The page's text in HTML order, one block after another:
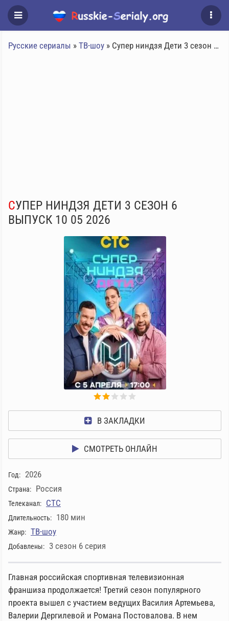
Русские сериалы » ТВ-шоу » Супер ниндзя Дети 3 сезон 6 выпуск 10 05 2026
СУПЕР НИНДЗЯ ДЕТИ 3 СЕЗОН 6
ВЫПУСК 10 05 2026
В ЗАКЛАДКИ
СМОТРЕТЬ ОНЛАЙН
Год: 2026
Страна: Россия
Телеканал: СТС
Длительность: 180 мин
Жанр: ТВ-шоу
Добавлены: 3 сезон 6 серия
Главная российская спортивная телевизионная
франшиза продолжается! Третий сезон популярного
проекта вышел с участием ведущих Василия Артемьева,
Валерии Дергилевой и Романа Постовалова. В нем